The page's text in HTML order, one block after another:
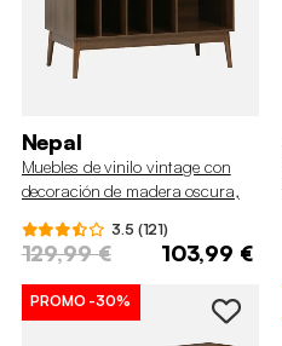
Nepal
Muebles de vinilo vintage con
decoración de madera oscura,
3.5 (121)
129,99 € 103,99 €
PROMO-30%